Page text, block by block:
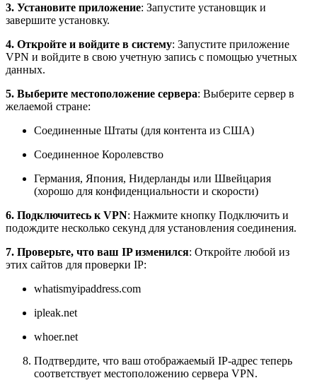
3. Установите приложение: Запустите установщик и
завершите установку.
4. Откройте и войдите в систему: Запустите приложение
VPN и войдите в свою учетную запись с помощью учетных
данных.
5. Выберите местоположение сервера: Выберите сервер в
желаемой стране:
Соединенные Штаты (для контента из США)
Соединенное Королевство
Германия, Япония, Нидерланды или Швейцария
(хорошо для конфиденциальности и скорости)
6. Подключитесь к VPN: Нажмите кнопку Подключить и
подождите несколько секунд для установления соединения.
7. Проверьте, что ваш IP изменился: Откройте любой из
этих сайтов для проверки IP:
whatismyipaddress.com
ipleak.net
whoer.net
Подтвердите, что ваш отображаемый IP-адрес теперь
соответствует местоположению сервера VPN.